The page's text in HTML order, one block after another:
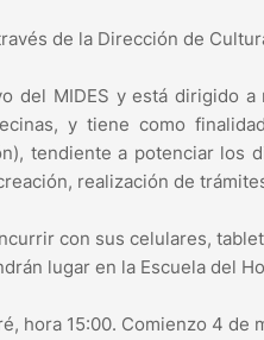
de la Dirección de
del MIDES y está dirigido
y tiene como
tendiente a potenciar los
realización de
con sus celulares,
lugar en la Escuela del
hora 15:00. Comienzo 4 de